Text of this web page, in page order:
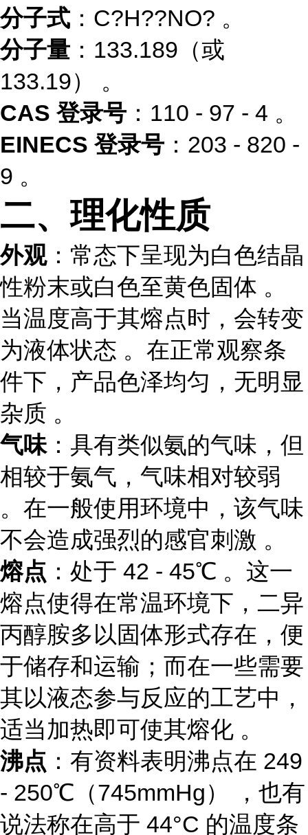
分子式 ：C?H??NO? 。
分子量 ：133.189（或
133.19） 。
CAS 登录号 ：110 - 97 - 4 。
EINECS 登录号 ：203 - 820 -
9 。
二、理化性质
外观：常态下呈现为白色结晶
性粉末或白色至黄色固体 。
当温度高于其熔点时，会转变
为液体状态 。在正常观察条
件下，产品色泽均匀，无明显
杂质 。
气味：具有类似氨的气味，但
相较于氨气，气味相对较弱
。在一般使用环境中，该气味
不会造成强烈的感官刺激 。
熔点 ：处于 42 - 45℃ 。这一
熔点使得在常温环境下，二异
丙醇胺多以固体形式存在，便
于储存和运输；而在一些需要
其以液态参与反应的工艺中，
适当加热即可使其熔化 。
沸点 ：有资料表明沸点在 249
- 250℃（745mmHg） ，也有
说法称在高于 44°C 的温度条